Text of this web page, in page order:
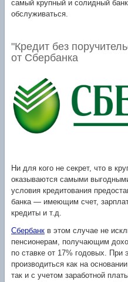
самый крупный и солидный
обслуживаться.
"Кредит без
от Сбербанка
Ни для кого не секрет, что в
оказываются самыми
условия кредитования
банка — имеющим счет,
кредиты и т.д.
Сбербанк в этом случае не
пенсионерам, получающим
по ставке от 17% годовых. При
производиться как на
так и с учетом заработной